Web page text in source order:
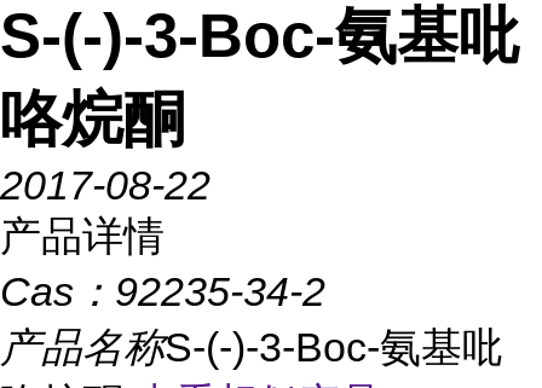
S-(-)-3-Boc-氨基吡
咯烷酮
2017-08-22
产品详情
Cas： 92235-34-2
产品名称S-(-)-3-Boc-氨基吡